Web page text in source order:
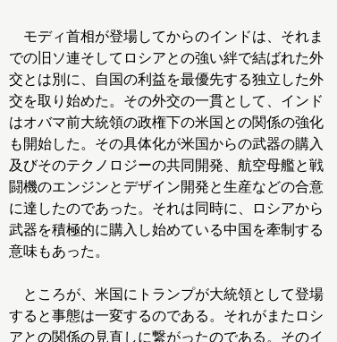
モディ首相が登場してからのインドは、それま
での旧ソ連そしてロシアとの強い絆で結ばれた外
交とは別に、自国の利益を最優先する独立した外
交を取り始めた。その外交の一貫として、インド
はオバマ前大統領の政権下の米国との関係の強化
も開始した。その具体化が米国からの武器の購入
及びそのテクノロジーの共同開発、航空母艦と戦
闘機のエンジンとデザイン開発と生産などの合意
に達したのであった。それは同時に、ロシアから
武器を積極的に購入し始めている中国を牽制する
意味もあった。
ところが、米国にトランプが大統領として登場
すると事態は一変するのである。それがまたロシ
アとの関係の見直しに繋がったのである。そのイ